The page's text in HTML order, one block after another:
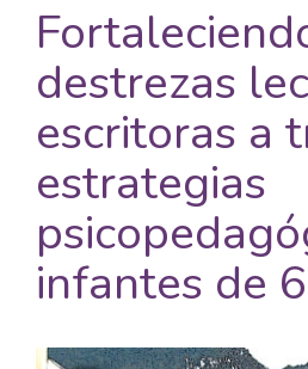
destrezas
escritoras a
estrategias
infantes de